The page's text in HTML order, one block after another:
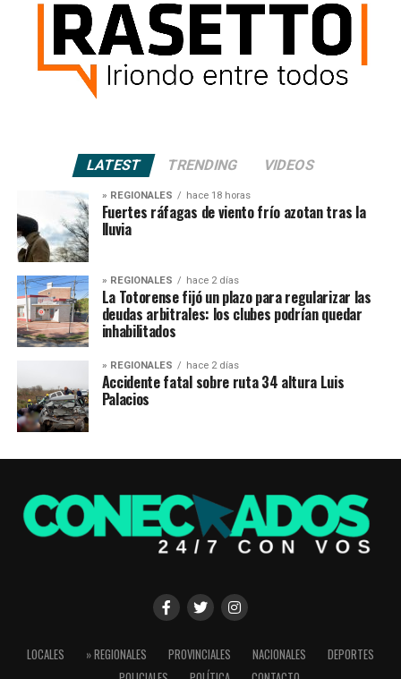
LATEST TRENDING VIDEOS
» REGIONALES hace 18 horas
Fuertes ráfagas de viento frío azotan tras la
lluvia
» REGIONALES hace 2 días
La Totorense fijó un plazo para regularizar las
deudas arbitrales: los clubes podrían quedar
inhabilitados
» REGIONALES hace 2 días
Accidente fatal sobre ruta 34 altura Luis
Palacios
LOCALES » REGIONALES PROVINCIALES NACIONALES
DEPORTES